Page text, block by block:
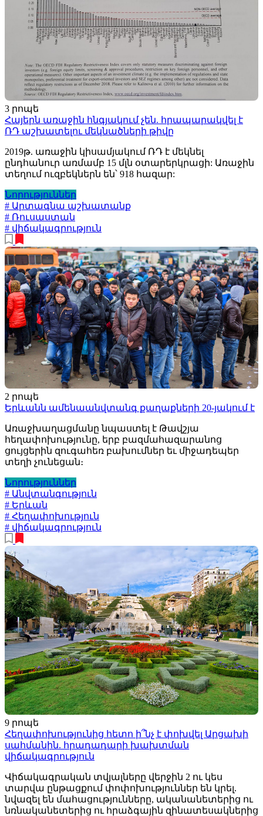
3 րոպե
Հայերն առաջին հնգյակում չեն. հրապարակվել է
ՌԴ աշխատելու մեկնածների թիվը
2019թ. առաջին կիսամյակում ՌԴ է մեկնել
ընդհանուր առմամբ 15 մլն օտարերկրացի: Առաջին
տեղում ուզբեկներն են՝ 918 հազար:
Նորություններ
# Արտագնա աշխատանք
# Ռուսաստան
# վիճակագրություն
2 րոպե
Երևանն ամենաանվտանգ քաղաքների 20-յակում է
Առաջխաղացմանը նպաստել է Թավշյա
հեղափոխությունը, երբ բազմահազարանոց
ցույցերին զուգահեռ բախումներ եւ միջադեպեր
տեղի չունեցան։
Նորություններ
# Անվտանգություն
# Երևան
# Հեղափոխություն
# վիճակագրություն
9 րոպե
Հեղափոխությունից հետո ի՞նչ է փոխվել Արցախի
սահմանին. հրադադարի խախտման
վիճակագրություն
Վիճակագրական տվյալները վերջին 2 ու կես
տարվա ընթացքում փոփոխություններ են կրել.
նվազել են մահացությունները, ականանետերից ու
նռնականետերից ու հրաձգային զինատեսակներից